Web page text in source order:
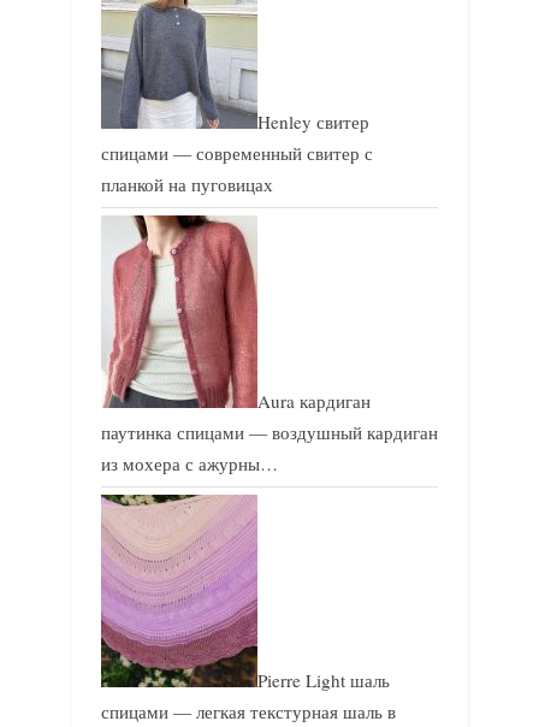
Henley свитер
спицами — современный свитер с
планкой на пуговицах
Aura кардиган
паутинка спицами — воздушный кардиган
из мохера с ажурны…
Pierre Light шаль
спицами — легкая текстурная шаль в